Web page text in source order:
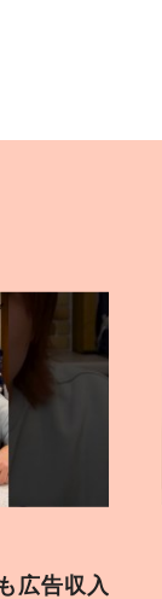
広告収入